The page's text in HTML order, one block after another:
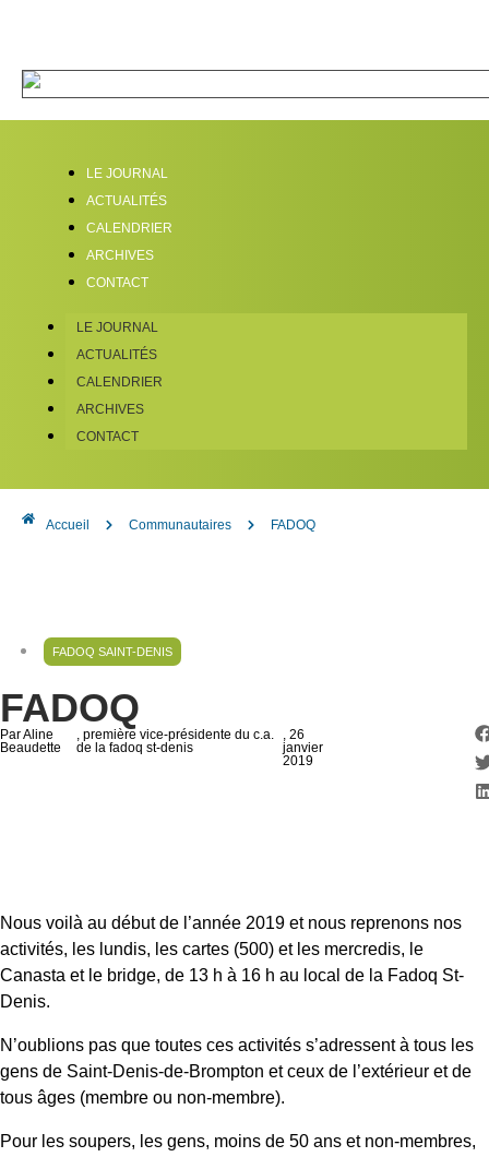
LE JOURNAL
ACTUALITÉS
CALENDRIER
ARCHIVES
CONTACT
LE JOURNAL
ACTUALITÉS
CALENDRIER
ARCHIVES
CONTACT
Accueil Communautaires FADOQ
FADOQ SAINT-DENIS
FADOQ
Par Aline
Beaudette
, première vice-présidente du c.a.
de la fadoq st-denis
, 26
janvier
2019
Nous voilà au début de l’année 2019 et nous reprenons nos
activités, les lundis, les cartes (500) et les mercredis, le
Canasta et le bridge, de 13 h à 16 h au local de la Fadoq St-
Denis.
N’oublions pas que toutes ces activités s’adressent à tous les
gens de Saint-Denis-de-Brompton et ceux de l’extérieur et de
tous âges (membre ou non-membre).
Pour les soupers, les gens, moins de 50 ans et non-membres,